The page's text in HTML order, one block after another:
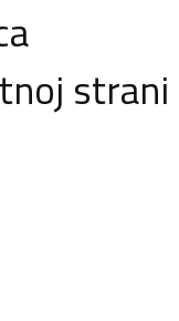
strani